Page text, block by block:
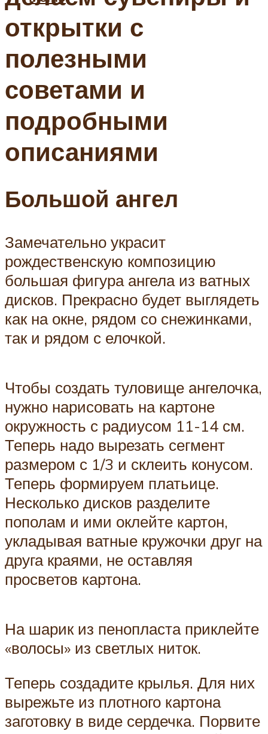
открытки с
полезными
советами и
подробными
описаниями
Большой ангел
Замечательно украсит
рождественскую композицию
большая фигура ангела из ватных
дисков. Прекрасно будет выглядеть
как на окне, рядом со снежинками,
так и рядом с елочкой.
Чтобы создать туловище ангелочка,
нужно нарисовать на картоне
окружность с радиусом 11-14 см.
Теперь надо вырезать сегмент
размером с 1/3 и склеить конусом.
Теперь формируем платьице.
Несколько дисков разделите
пополам и ими оклейте картон,
укладывая ватные кружочки друг на
друга краями, не оставляя
просветов картона.
На шарик из пенопласта приклейте
«волосы» из светлых ниток.
Теперь создадите крылья. Для них
вырежьте из плотного картона
заготовку в виде сердечка. Порвите